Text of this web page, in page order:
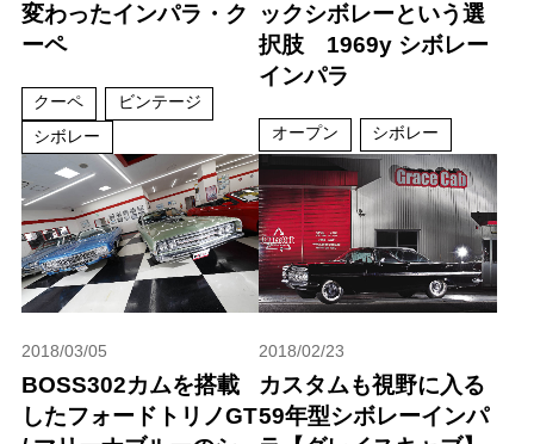
変わったインパラ・ク
ーペ
クーペ
ビンテージ
シボレー
ックシボレーという選
択肢 1969y シボレー
インパラ
オープン シボレー
2018/03/05
BOSS302カムを搭載
したフォードトリノGT
2018/02/23
カスタムも視野に入る
59年型シボレーインパ